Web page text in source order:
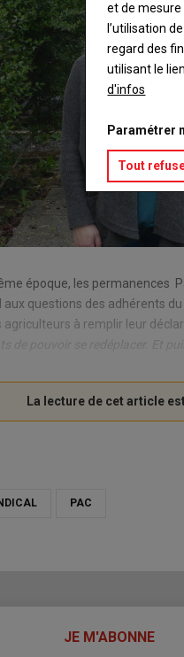
époque, les permanences
questions des adhérents
à remplir leur
PAC
JE M'ABONNE
et de mesure
l’utilisation
regard des
utilisant le
d'infos
Paramétrer
Tout